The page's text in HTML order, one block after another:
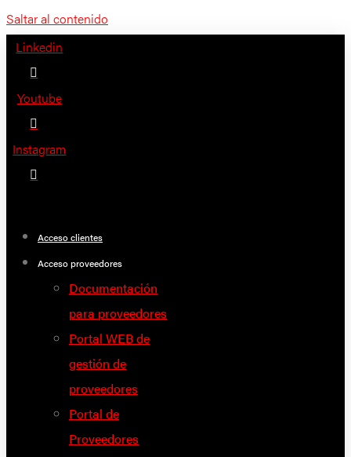
Saltar al contenido
Linkedin
Youtube
Instagram
Acceso clientes
Acceso proveedores
Documentación
para proveedores
Portal WEB de
gestión de
proveedores
Portal de
Proveedores